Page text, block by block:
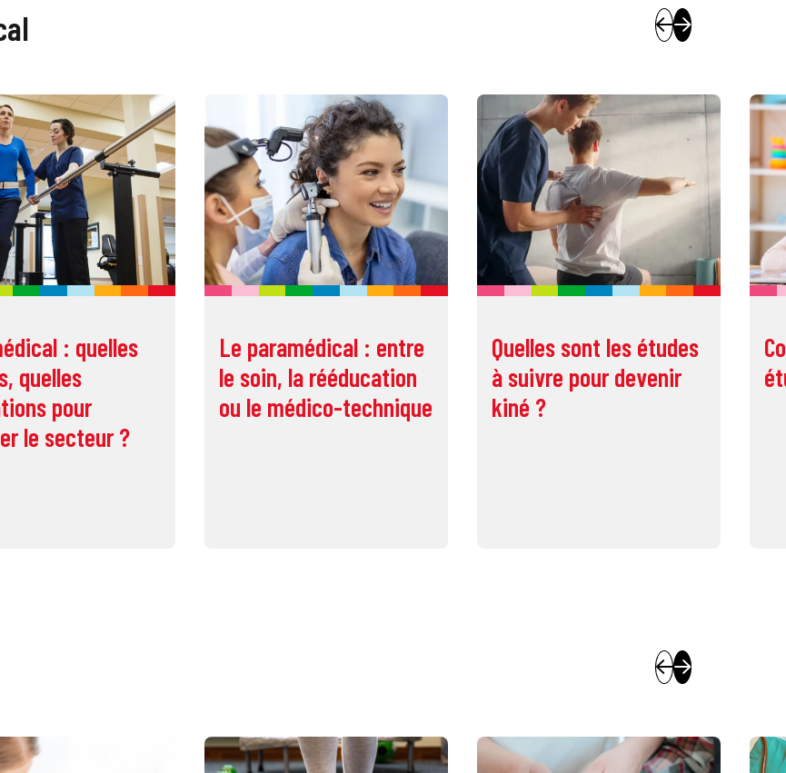
: quelles
quelles
pour
le secteur ?
Le paramédical : entre
le soin, la rééducation
ou le médico-technique
Quelles sont les études
à suivre pour devenir
kiné ?